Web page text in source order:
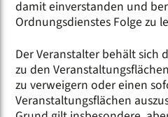
damit einverstanden und
Ordnungsdienstes Folge zu
Der Veranstalter behält sich
zu den
zu verweigern oder einen
Veranstaltungsflächen